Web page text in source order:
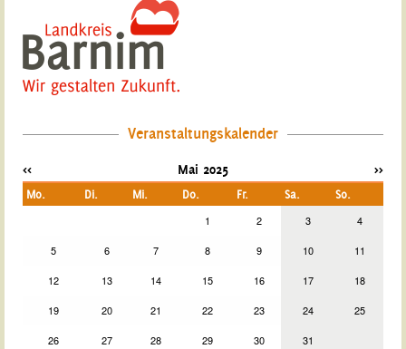
Veranstaltungskalender
<< Mai 2025 >>
Mo. Di. Mi. Do. Fr. Sa. So.
1 2 3 4
5 6 7 8 9 10 11
12 13 14 15 16 17 18
19 20 21 22 23 24 25
26 27 28 29 30 31